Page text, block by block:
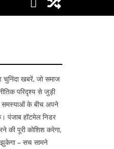
चुनिंदा खबरें, जो समाज
परिदृश्य से जुड़ी
समस्याओं के बीच अपने
पंजाब हॉटमेल निडर
की पूरी कोशिश करेगा,
झुकेगा – सच सामने